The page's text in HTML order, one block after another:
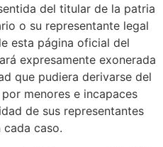
del titular de la patria
o su representante legal
esta página oficial del
expresamente exonerada
que pudiera derivarse del
menores e incapaces
de sus representantes
cada caso.